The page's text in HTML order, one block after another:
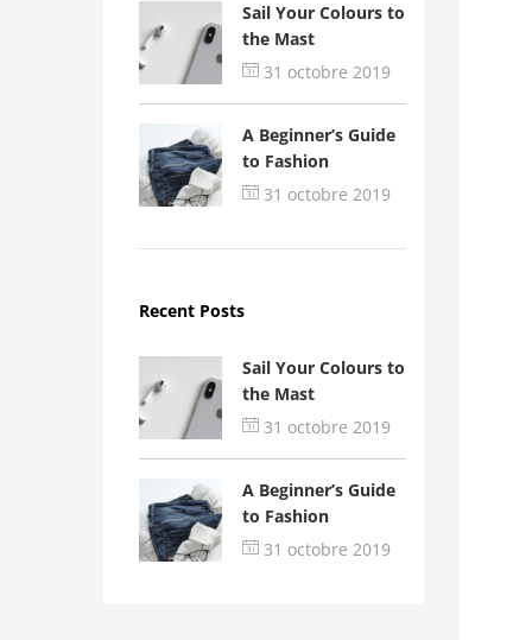
Sail Your Colours to
the Mast
31 octobre 2019
A Beginner’s Guide
to Fashion
31 octobre 2019
Recent Posts
Sail Your Colours to
the Mast
31 octobre 2019
A Beginner’s Guide
to Fashion
31 octobre 2019